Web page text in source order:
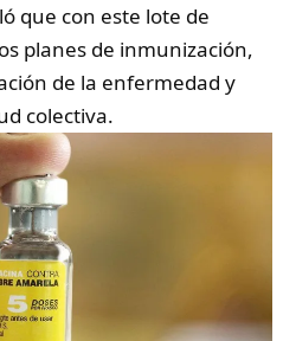
que con este lote de
planes de inmunización,
de la enfermedad y
colectiva.